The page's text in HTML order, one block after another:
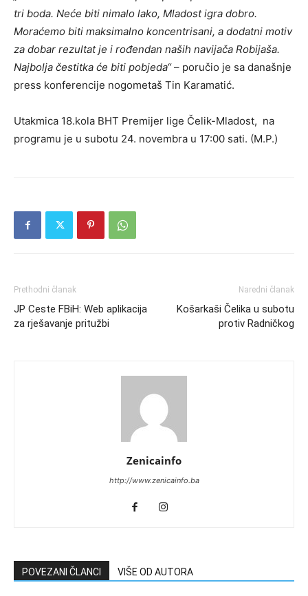
tri boda. Neće biti nimalo lako, Mladost igra dobro.
Moraćemo biti maksimalno koncentrisani, a dodatni motiv
za dobar rezultat je i rođendan naših navijača Robijaša.
Najbolja čestitka će biti pobjeda“– poručio je sa današnje
press konferencije nogometaš Tin Karamatić.
Utakmica 18.kola BHT Premijer lige Čelik-Mladost, na
programu je u subotu 24. novembra u 17:00 sati. (M.P.)
Prethodni članak
JP Ceste FBiH: Web aplikacija
za rješavanje pritužbi
Naredni članak
Košarkaši Čelika u subotu
protiv Radničkog
Zenicainfo
http://www.zenicainfo.ba
POVEZANI ČLANCI VIŠE OD AUTORA